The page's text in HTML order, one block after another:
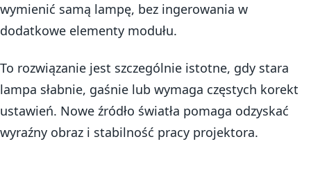
wymienić samą lampę, bez ingerowania w
dodatkowe elementy modułu.
To rozwiązanie jest szczególnie istotne, gdy stara
lampa słabnie, gaśnie lub wymaga częstych korekt
ustawień. Nowe źródło światła pomaga odzyskać
wyraźny obraz i stabilność pracy projektora.